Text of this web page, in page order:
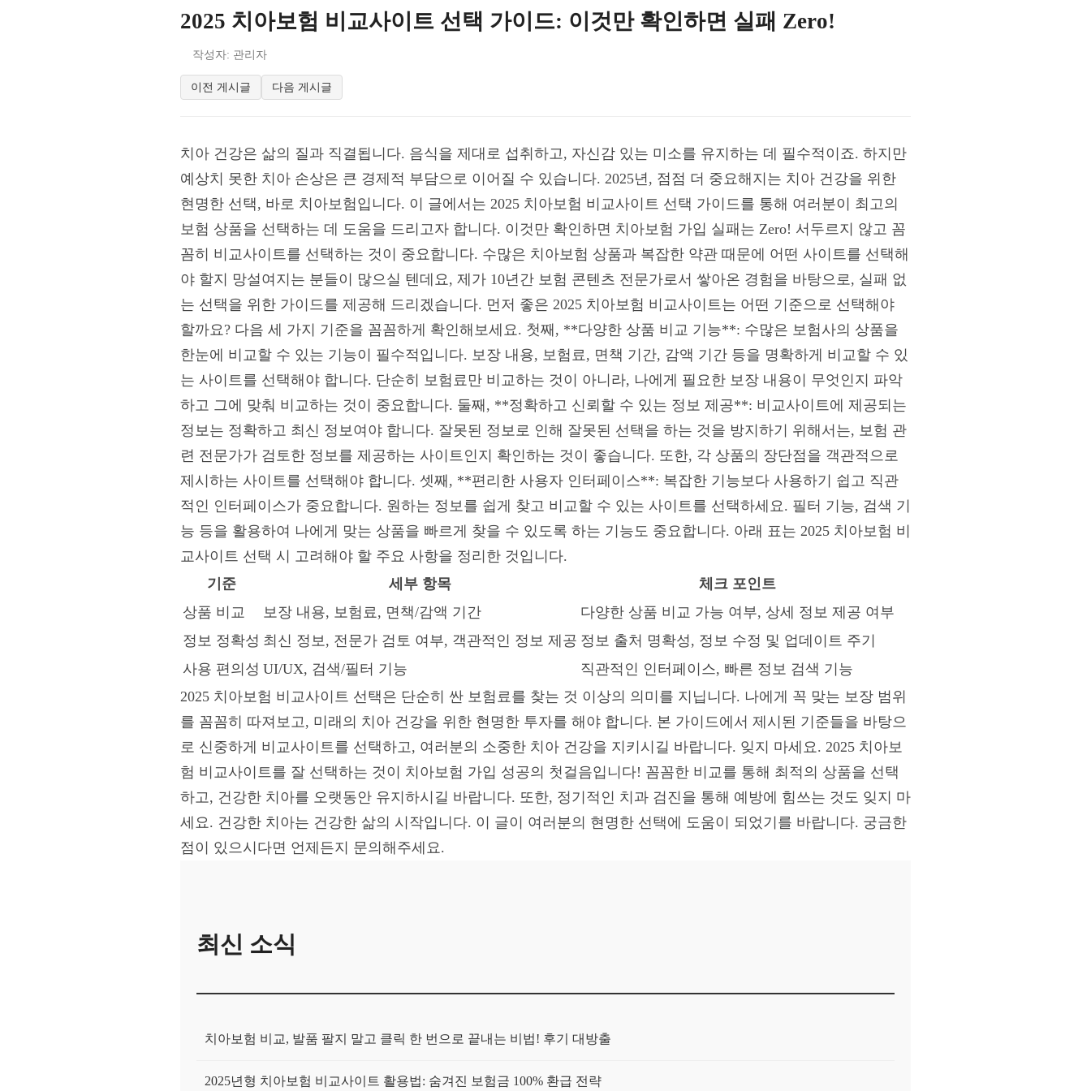
2025 치아보험 비교사이트 선택 가이드: 이것만 확인하면 실패 Zero!
작성자: 관리자
이전 게시글 다음 게시글
치아 건강은 삶의 질과 직결됩니다. 음식을 제대로 섭취하고, 자신감 있는 미소를 유지하는 데 필수적이죠. 하지만
예상치 못한 치아 손상은 큰 경제적 부담으로 이어질 수 있습니다. 2025년, 점점 더 중요해지는 치아 건강을 위한
현명한 선택, 바로 치아보험입니다. 이 글에서는 2025 치아보험 비교사이트 선택 가이드를 통해 여러분이 최고의
보험 상품을 선택하는 데 도움을 드리고자 합니다. 이것만 확인하면 치아보험 가입 실패는 Zero! 서두르지 않고 꼼
꼼히 비교사이트를 선택하는 것이 중요합니다. 수많은 치아보험 상품과 복잡한 약관 때문에 어떤 사이트를 선택해
야 할지 망설여지는 분들이 많으실 텐데요, 제가 10년간 보험 콘텐츠 전문가로서 쌓아온 경험을 바탕으로, 실패 없
는 선택을 위한 가이드를 제공해 드리겠습니다. 먼저 좋은 2025 치아보험 비교사이트는 어떤 기준으로 선택해야
할까요? 다음 세 가지 기준을 꼼꼼하게 확인해보세요. 첫째, **다양한 상품 비교 기능**: 수많은 보험사의 상품을
한눈에 비교할 수 있는 기능이 필수적입니다. 보장 내용, 보험료, 면책 기간, 감액 기간 등을 명확하게 비교할 수 있
는 사이트를 선택해야 합니다. 단순히 보험료만 비교하는 것이 아니라, 나에게 필요한 보장 내용이 무엇인지 파악
하고 그에 맞춰 비교하는 것이 중요합니다. 둘째, **정확하고 신뢰할 수 있는 정보 제공**: 비교사이트에 제공되는
정보는 정확하고 최신 정보여야 합니다. 잘못된 정보로 인해 잘못된 선택을 하는 것을 방지하기 위해서는, 보험 관
련 전문가가 검토한 정보를 제공하는 사이트인지 확인하는 것이 좋습니다. 또한, 각 상품의 장단점을 객관적으로
제시하는 사이트를 선택해야 합니다. 셋째, **편리한 사용자 인터페이스**: 복잡한 기능보다 사용하기 쉽고 직관
적인 인터페이스가 중요합니다. 원하는 정보를 쉽게 찾고 비교할 수 있는 사이트를 선택하세요. 필터 기능, 검색 기
능 등을 활용하여 나에게 맞는 상품을 빠르게 찾을 수 있도록 하는 기능도 중요합니다. 아래 표는 2025 치아보험 비
교사이트 선택 시 고려해야 할 주요 사항을 정리한 것입니다.
기준
세부 항목
체크 포인트
상품 비교
보장 내용, 보험료, 면책/감액 기간
다양한 상품 비교 가능 여부, 상세 정보 제공 여부
정보 정확성 최신 정보, 전문가 검토 여부, 객관적인 정보 제공 정보 출처 명확성, 정보 수정 및 업데이트 주기
사용 편의성 UI/UX, 검색/필터 기능
직관적인 인터페이스, 빠른 정보 검색 기능
2025 치아보험 비교사이트 선택은 단순히 싼 보험료를 찾는 것 이상의 의미를 지닙니다. 나에게 꼭 맞는 보장 범위
를 꼼꼼히 따져보고, 미래의 치아 건강을 위한 현명한 투자를 해야 합니다. 본 가이드에서 제시된 기준들을 바탕으
로 신중하게 비교사이트를 선택하고, 여러분의 소중한 치아 건강을 지키시길 바랍니다. 잊지 마세요. 2025 치아보
험 비교사이트를 잘 선택하는 것이 치아보험 가입 성공의 첫걸음입니다! 꼼꼼한 비교를 통해 최적의 상품을 선택
하고, 건강한 치아를 오랫동안 유지하시길 바랍니다. 또한, 정기적인 치과 검진을 통해 예방에 힘쓰는 것도 잊지 마
세요. 건강한 치아는 건강한 삶의 시작입니다. 이 글이 여러분의 현명한 선택에 도움이 되었기를 바랍니다. 궁금한
점이 있으시다면 언제든지 문의해주세요.
최신 소식
치아보험 비교, 발품 팔지 말고 클릭 한 번으로 끝내는 비법! 후기 대방출
2025년형 치아보험 비교사이트 활용법: 숨겨진 보험금 100% 환급 전략